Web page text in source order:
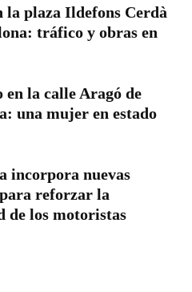
la plaza Ildefons Cerdà
tráfico y obras en
la calle Aragó de
una mujer en estado
incorpora nuevas
reforzar la
de los motoristas